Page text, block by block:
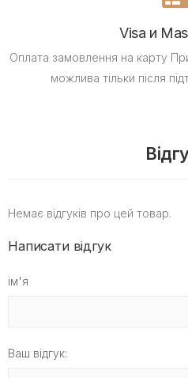
Visa и
Оплата замовлення на карту
можлива тільки після
Немає відгуків про цей товар.
Написати відгук
ім'я
Ваш відгук: